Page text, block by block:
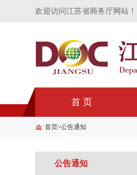
欢迎访问江苏省商务厅网站！
首 页
首页>公告通知
公告通知